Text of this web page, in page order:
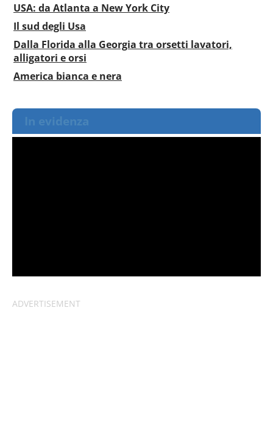
USA: da Atlanta a New York City
Il sud degli Usa
Dalla Florida alla Georgia tra orsetti lavatori,
alligatori e orsi
America bianca e nera
In evidenza